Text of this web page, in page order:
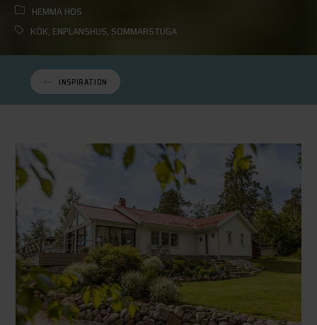
HEMMA HOS
KÖK, ENPLANSHUS, SOMMARSTUGA
INSPIRATION